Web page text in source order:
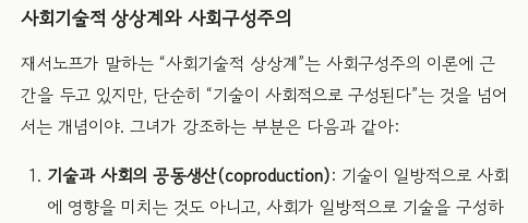
사회기술적 상상계와 사회구성주의
재서노프가 말하는 “사회기술적 상상계”는 사회구성주의 이론에 근
간을 두고 있지만, 단순히 “기술이 사회적으로 구성된다”는 것을 넘어
서는 개념이야. 그녀가 강조하는 부분은 다음과 같아:
기술과 사회의 공동생산(coproduction): 기술이 일방적으로 사회
에 영향을 미치는 것도 아니고, 사회가 일방적으로 기술을 구성하